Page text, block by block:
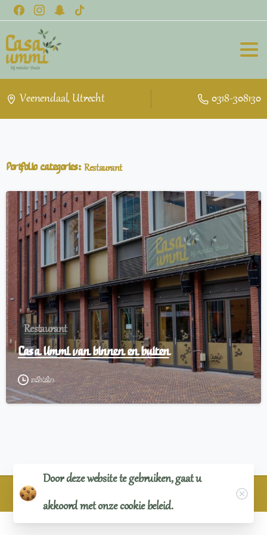
Veenendaal, Utrecht 0318-308130
Portfolio categories:Restaurant
Restaurant
Casa Ummi van binnen en buiten
23/03/2023
Gemaakt doorZSMedia
Door deze website te gebruiken, gaat u
akkoord met onze cookie beleid.
Close